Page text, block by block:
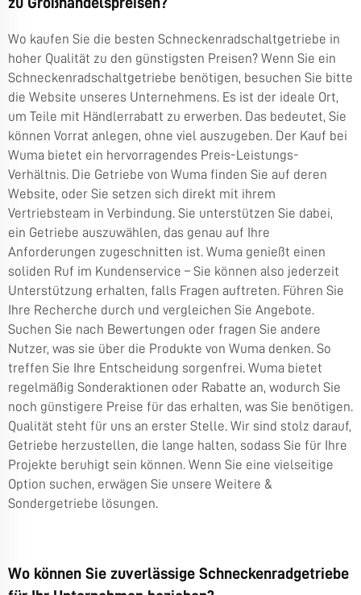
Wo kaufen Sie die besten Schneckenradschaltgetriebe in
hoher Qualität zu den günstigsten Preisen? Wenn Sie ein
Schneckenradschaltgetriebe benötigen, besuchen Sie bitte
die Website unseres Unternehmens. Es ist der ideale Ort,
um Teile mit Händlerrabatt zu erwerben. Das bedeutet, Sie
können Vorrat anlegen, ohne viel auszugeben. Der Kauf bei
Wuma bietet ein hervorragendes Preis-Leistungs-
Verhältnis. Die Getriebe von Wuma finden Sie auf deren
Website, oder Sie setzen sich direkt mit ihrem
Vertriebsteam in Verbindung. Sie unterstützen Sie dabei,
ein Getriebe auszuwählen, das genau auf Ihre
Anforderungen zugeschnitten ist. Wuma genießt einen
soliden Ruf im Kundenservice – Sie können also jederzeit
Unterstützung erhalten, falls Fragen auftreten. Führen Sie
Ihre Recherche durch und vergleichen Sie Angebote.
Suchen Sie nach Bewertungen oder fragen Sie andere
Nutzer, was sie über die Produkte von Wuma denken. So
treffen Sie Ihre Entscheidung sorgenfrei. Wuma bietet
regelmäßig Sonderaktionen oder Rabatte an, wodurch Sie
noch günstigere Preise für das erhalten, was Sie benötigen.
Qualität steht für uns an erster Stelle. Wir sind stolz darauf,
Getriebe herzustellen, die lange halten, sodass Sie für Ihre
Projekte beruhigt sein können. Wenn Sie eine vielseitige
Option suchen, erwägen Sie unsere Weitere &
Sondergetriebe lösungen.
Wo können Sie zuverlässige Schneckenradgetriebe